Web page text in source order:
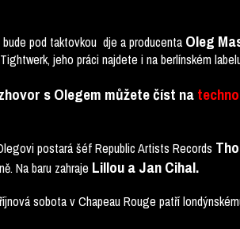
pod taktovkou dje a producenta Oleg
jeho práci najdete i na berlínském
s Olegem můžete číst na
postará šéf Republic Artists Records
Na baru zahraje Lillou a Jan Cihal.
sobota vChapeau Rouge patří